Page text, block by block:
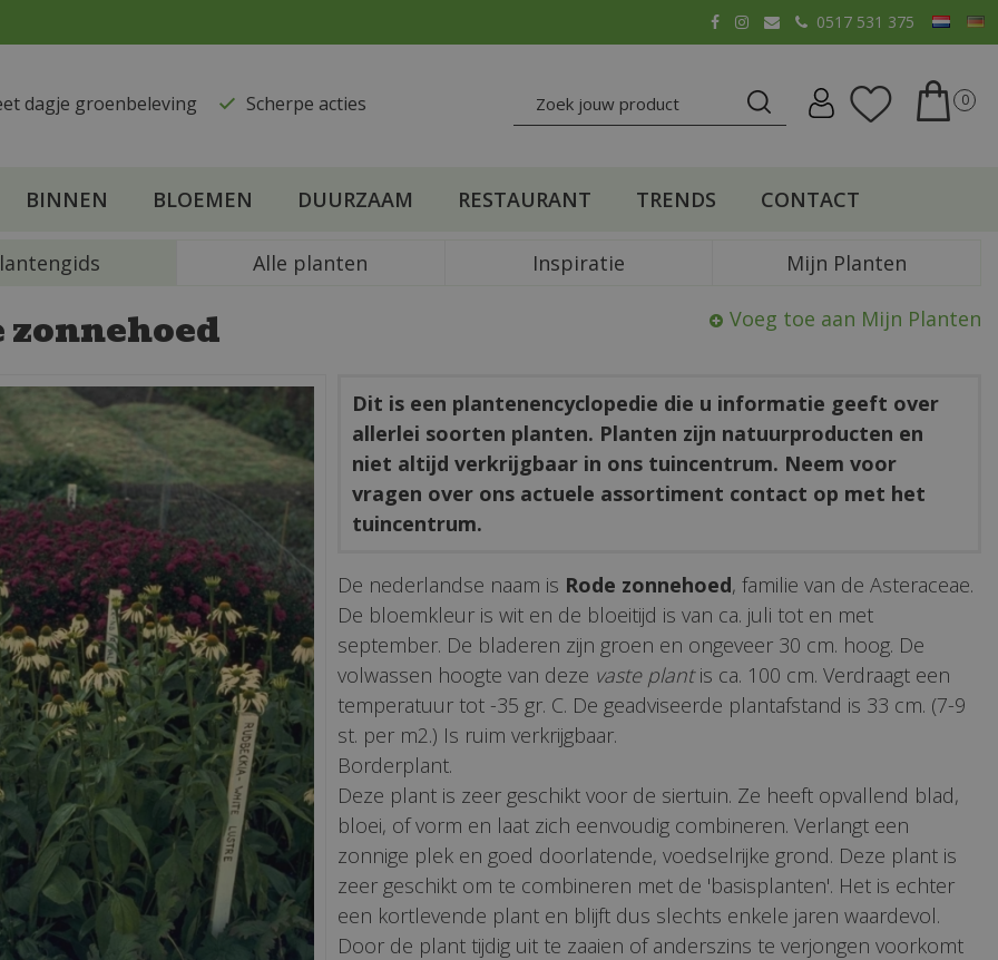
0517 531 375
dagje groenbeleving ​Scherpe acties
BINNEN BLOEMEN DUURZAAM RESTAURANT TRENDS CONTACT
Alle planten Inspiratie Mijn Planten
zonnehoed Voeg toe aan Mijn Planten
Dit is een plantenencyclopedie die u informatie geeft over
allerlei soorten planten. Planten zijn natuurproducten en
niet altijd verkrijgbaar in ons tuincentrum. Neem voor
vragen over ons actuele assortiment contact op met het
tuincentrum.
De nederlandse naam is Rode zonnehoed, familie van de Asteraceae.
De bloemkleur is wit en de bloeitijd is van ca. juli tot en met
september. De bladeren zijn groen en ongeveer 30 cm. hoog. De
volwassen hoogte van deze vaste plantis ca. 100 cm. Verdraagt een
temperatuur tot -35 gr. C. De geadviseerde plantafstand is 33 cm. (7-9
st. per m2.) Is ruim verkrijgbaar.
Borderplant.
Deze plant is zeer geschikt voor de siertuin. Ze heeft opvallend blad,
bloei, of vorm en laat zich eenvoudig combineren. Verlangt een
zonnige plek en goed doorlatende, voedselrijke grond. Deze plant is
zeer geschikt om te combineren met de 'basisplanten'. Het is echter
een kortlevende plant en blijft dus slechts enkele jaren waardevol.
Door de plant tijdig uit te zaaien of anderszins te verjongen voorkomt